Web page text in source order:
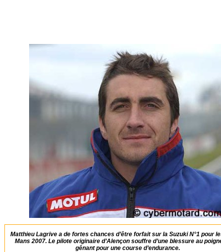
Matthieu Lagrive a de fortes chances d’être forfait sur la Suzuki N°1 pour
Mans 2007. Le pilote originaire d’Alençon souffre d’une blessure au
gênant pour une course d’endurance.